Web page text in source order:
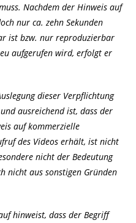
Nachdem der Hinweis auf
nur ca. zehn Sekunden
ist bzw. nur reproduzierbar
aufgerufen wird, erfolgt er
dieser Verpflichtung
ausreichend ist, dass der
auf kommerzielle
des Videos erhält, ist nicht
nicht der Bedeutung
nicht aus sonstigen Gründen
hinweist, dass der Begriff